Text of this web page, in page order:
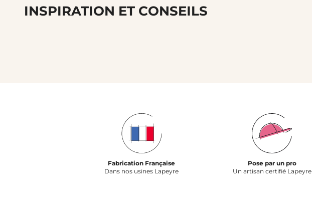
INSPIRATION ET CONSEILS
Fabrication Française
Dans nos usines Lapeyre
Pose par un pro
Un artisan certifié Lapeyre